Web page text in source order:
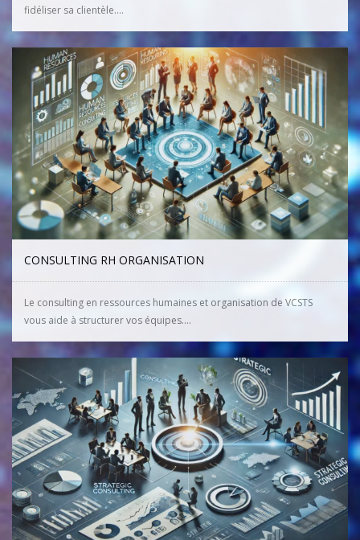
fidéliser sa clientèle....
CONSULTING RH ORGANISATION
Le consulting en ressources humaines et organisation de VCSTS
vous aide à structurer vos équipes....